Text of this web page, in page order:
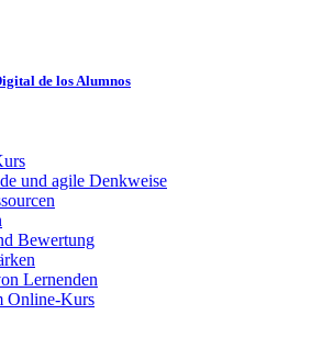
de los Alumnos
und agile Denkweise
Bewertung
Lernenden
Online-Kurs